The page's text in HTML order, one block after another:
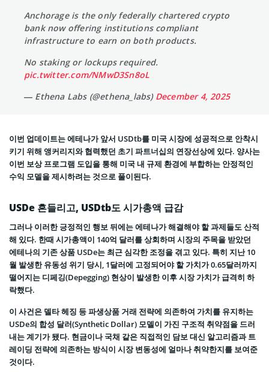
Anchorage is the only federally chartered crypto
bank now offering institutions compliant
infrastructure to earn on both products.
No staking or lockups required.
pic.twitter.com/NMwD3Sn8oL
— Ethena Labs (@ethena_labs) December 4, 2025
이번 업데이트는 에테나가 앞서 USDtb를 미국 시장에 성공적으로 안착시
키기 위해 앵커리지와 협력했던 초기 파트너십의 연장선상에 있다. 양사는
이번 보상 프로그램 도입을 통해 미국 내 규제 환경에 부합하는 안정적인
수익 모델을 제시하려는 것으로 풀이된다.
USDe 흔들리고, USDtb도 시가총액 급감
그러나 이러한 긍정적인 행보 뒤에는 에테나가 해결해야 할 과제들도 산적
해 있다. 한때 시가총액이 140억 달러를 상회하며 시장의 주목을 받았던
에테나의 기존 상품 USDe는 최근 심각한 조정을 겪고 있다. 특히 지난 10
월 발생한 유동성 위기 당시, 1달러에 고정되어야 할 가치가 0.65달러까지
떨어지는 디페깅(Depegging) 현상이 발생한 이후 시장 가치가 급격히 하
락했다.
이 사건은 델타 헤징 등 파생상품 거래 전략에 의존하여 가치를 유지하는
USDe의 합성 달러(Synthetic Dollar) 모델이 가진 구조적 취약점을 드러
내는 계기가 됐다. 현금이나 국채 같은 직접적인 담보 대신 알고리즘과 트
레이딩 전략에 의존하는 방식이 시장 변동성에 얼마나 취약한지를 보여준
것이다.